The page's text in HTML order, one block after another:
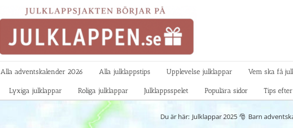
Alla adventskalender 2026 Alla julklappstips Upplevelse julklappar Vem ska få
Lyxiga julklappar Roliga julklappar Julklappsspelet Populära sidor Tips
Du är här: Julklappar 2025 Barn